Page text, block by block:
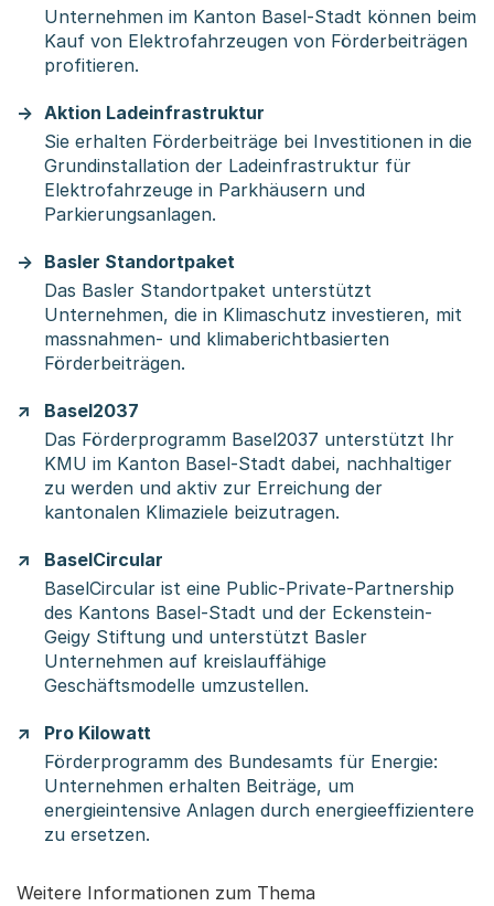
Unternehmen im Kanton Basel-Stadt können beim
Kauf von Elektrofahrzeugen von Förderbeiträgen
profitieren.
Aktion Ladeinfrastruktur
Sie erhalten Förderbeiträge bei Investitionen in die
Grundinstallation der Ladeinfrastruktur für
Elektrofahrzeuge in Parkhäusern und
Parkierungsanlagen.
Basler Standortpaket
Das Basler Standortpaket unterstützt
Unternehmen, die in Klimaschutz investieren, mit
massnahmen- und klimaberichtbasierten
Förderbeiträgen.
Basel2037
Das Förderprogramm Basel2037 unterstützt Ihr
KMU im Kanton Basel-Stadt dabei, nachhaltiger
zu werden und aktiv zur Erreichung der
kantonalen Klimaziele beizutragen.
BaselCircular
BaselCircular ist eine Public-Private-Partnership
des Kantons Basel-Stadt und der Eckenstein-
Geigy Stiftung und unterstützt Basler
Unternehmen auf kreislauffähige
Geschäftsmodelle umzustellen.
Pro Kilowatt
Förderprogramm des Bundesamts für Energie:
Unternehmen erhalten Beiträge, um
energieintensive Anlagen durch energieeffizientere
zu ersetzen.
Weitere Informationen zum Thema